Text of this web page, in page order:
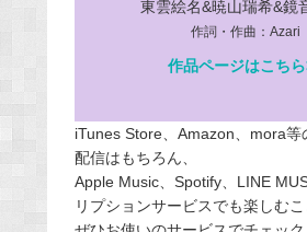
東雲絵名&暁山瑞希&鏡
作詞・作曲：Azari
作品ページはこち
iTunes Store、Amazon、mora等
配信はもちろん、
Apple Music、Spotify、LINE
リプションサービスでも楽しむこ